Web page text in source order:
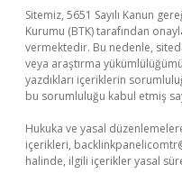
Sitemiz, 5651 Sayılı Kanun
Kurumu (BTK) tarafından
vermektedir. Bu nedenle,
veya araştırma
yazdıkları içeriklerin
bu sorumluluğu kabul etmiş
Hukuka ve yasal
içerikleri,
halinde, ilgili içerikler yasal